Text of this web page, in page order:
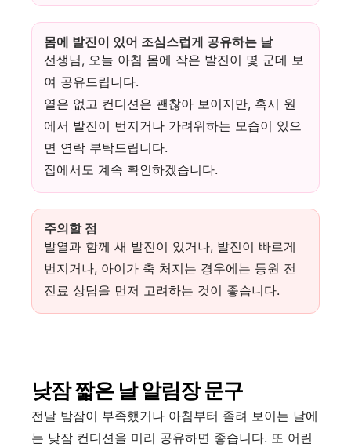
몸에 발진이 있어 조심스럽게 공유하는 날
선생님, 오늘 아침 몸에 작은 발진이 몇 군데 보
여 공유드립니다.
열은 없고 컨디션은 괜찮아 보이지만, 혹시 원
에서 발진이 번지거나 가려워하는 모습이 있으
면 연락 부탁드립니다.
집에서도 계속 확인하겠습니다.
주의할 점
발열과 함께 새 발진이 있거나, 발진이 빠르게
번지거나, 아이가 축 처지는 경우에는 등원 전
진료 상담을 먼저 고려하는 것이 좋습니다.
낮잠 짧은 날 알림장 문구
전날 밤잠이 부족했거나 아침부터 졸려 보이는 날에
는 낮잠 컨디션을 미리 공유하면 좋습니다. 또 어린